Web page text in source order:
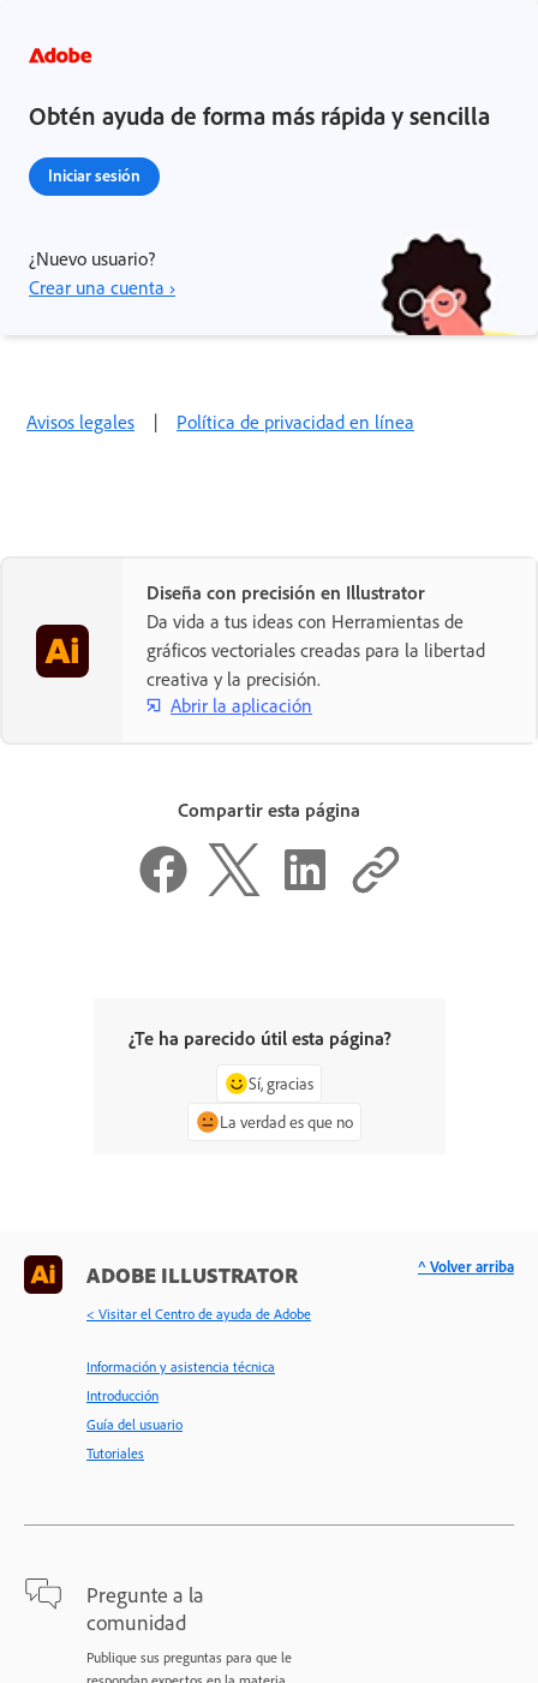
Obtén ayuda de forma más rápida y sencilla
Iniciar sesión
¿Nuevo usuario?
Crear una cuenta ›
Avisos legales | Política de privacidad en línea
Diseña con precisión en Illustrator
Da vida a tus ideas con Herramientas de
gráficos vectoriales creadas para la libertad
creativa y la precisión.
Abrir la aplicación
Compartir esta página
¿Te ha parecido útil esta página?
Sí, gracias
La verdad es que no
ADOBE ILLUSTRATOR
< Visitar el Centro de ayuda de Adobe
Información y asistencia técnica
Introducción
Guía del usuario
Tutoriales
Pregunte a la
comunidad
Publique sus preguntas para que le
^ Volver arriba